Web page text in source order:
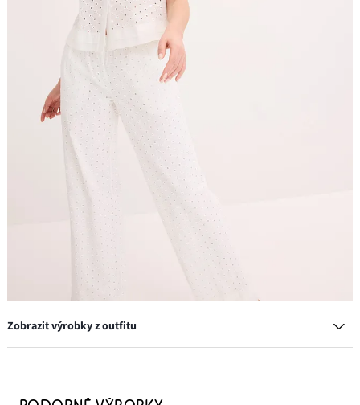
Zobrazit výrobky z outfitu